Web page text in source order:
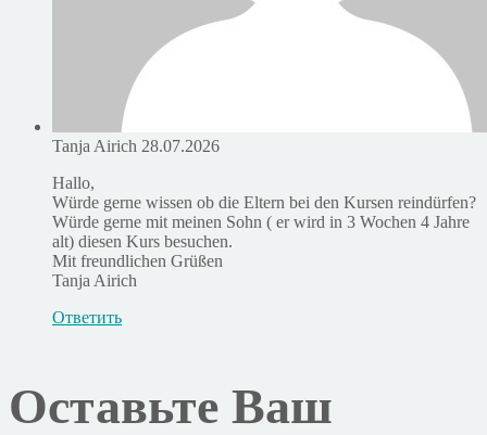
Tanja Airich 28.07.2026
Hallo,
Würde gerne wissen ob die Eltern bei den Kursen reindürfen?
Würde gerne mit meinen Sohn ( er wird in 3 Wochen 4 Jahre
alt) diesen Kurs besuchen.
Mit freundlichen Grüßen
Tanja Airich
Ответить
Оставьте Ваш